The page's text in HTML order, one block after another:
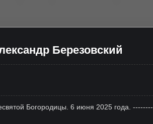
Березовский
Богородицы. 6 июня 2025 года. --------